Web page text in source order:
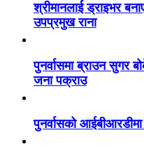
श्रीमानलाई ड्राइभर
उपप्रमुख राना
पुनर्वासमा ब्राउन सुगर
जना पक्राउ
पुनर्वासको